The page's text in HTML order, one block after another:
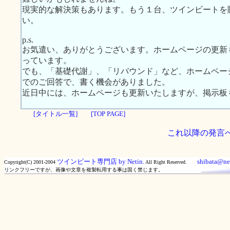
現実的な解決策もあります。もう１台、ツインビート
い。
p.s.
お気遣い、ありがとうございます。ホームページの更
っています。
でも、「基礎代謝」、「リバウンド」など、ホームペ
でのご回答で、書く機会がありました。
近日中には、ホームページも更新いたしますが、掲示
[タイトル一覧] [TOP PAGE]
これ以降の発言
Copyright(C) 2001-2004 ツインビート専門店 by Netin. All Right Reserved.
リンクフリーですが、画像や文章を複製転用する事は固く禁じます。